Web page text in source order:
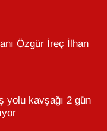
Özgür İreç İlhan
yolu kavşağı 2 gün